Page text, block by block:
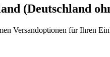
(Deutschland
Versandoptionen für Ihren